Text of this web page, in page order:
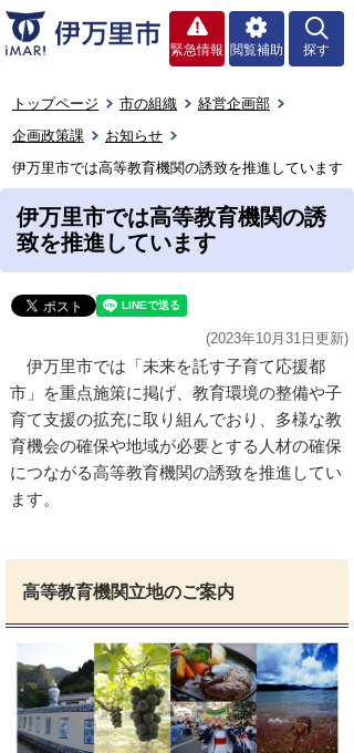
緊急情報 閲覧補助 探す
トップページ 市の組織
経営企画部
企画政策課
お知らせ
伊万里市では高等教育機関の誘致を推進しています
伊万里市では高等教育機関の誘
致を推進しています
(2023年10月31日更新)
伊万里市では「未来を託す子育て応援都
市」を重点施策に掲げ、教育環境の整備や子
育て支援の拡充に取り組んでおり、多様な教
育機会の確保や地域が必要とする人材の確保
につながる高等教育機関の誘致を推進してい
ます。
高等教育機関立地のご案内